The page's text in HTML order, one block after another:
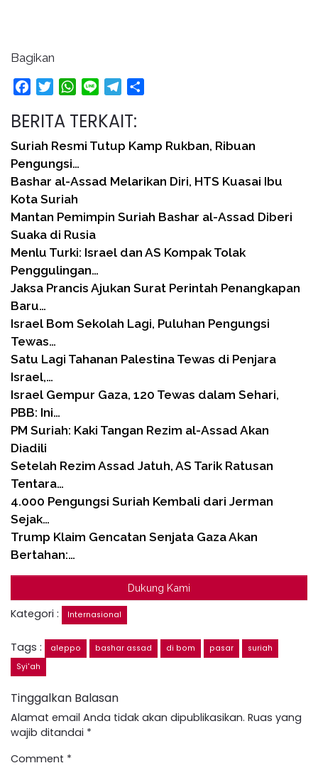
Bagikan
FacebookTwitterWhatsApp
Line Telegram
BERITA TERKAIT:
Suriah Resmi Tutup Kamp Rukban, Ribuan
Pengungsi…
Bashar al-Assad Melarikan Diri, HTS Kuasai Ibu
Kota Suriah
Mantan Pemimpin Suriah Bashar al-Assad Diberi
Suaka di Rusia
Menlu Turki: Israel dan AS Kompak Tolak
Penggulingan…
Jaksa Prancis Ajukan Surat Perintah Penangkapan
Baru…
Israel Bom Sekolah Lagi, Puluhan Pengungsi
Tewas…
Satu Lagi Tahanan Palestina Tewas di Penjara
Israel,…
Israel Gempur Gaza, 120 Tewas dalam Sehari,
PBB: Ini…
PM Suriah: Kaki Tangan Rezim al-Assad Akan
Diadili
Setelah Rezim Assad Jatuh, AS Tarik Ratusan
Tentara…
4.000 Pengungsi Suriah Kembali dari Jerman
Sejak…
Trump Klaim Gencatan Senjata Gaza Akan
Bertahan:…
Dukung Kami
Kategori : Internasional
Tags : aleppo bashar assad di bom pasar
suriah
Syi'ah
Tinggalkan Balasan
Alamat email Anda tidak akan dipublikasikan. Ruas yang
wajib ditandai *
Comment *